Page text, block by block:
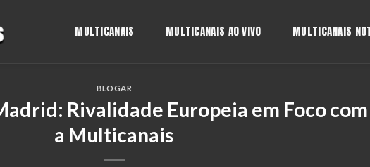
MULTICANAIS MULTICANAIS AO VIVO MULTICANAIS
BLOGAR
Rivalidade Europeia em Foco com
a Multicanais